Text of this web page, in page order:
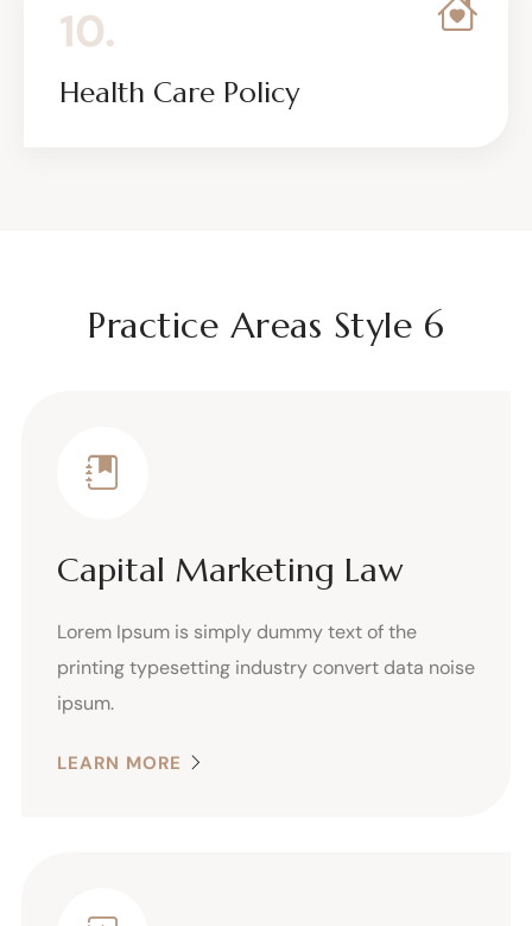
10.
Health Care Policy
Practice Areas Style 6
Capital Marketing Law
Lorem Ipsum is simply dummy text of the
printing typesetting industry convert data noise
ipsum.
LEARN MORE